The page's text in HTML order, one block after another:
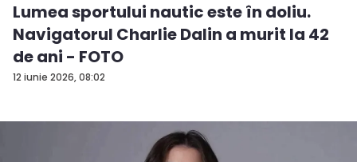
12 iunie 2026, 08:02
Lumea sportului nautic este în doliu.
Navigatorul Charlie Dalin a murit la 42
de ani - FOTO